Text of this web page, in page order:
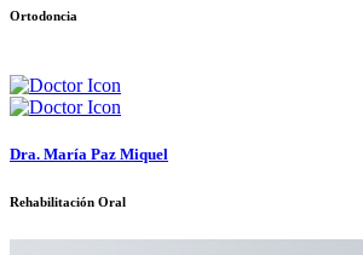
Ortodoncia
Dra. María Paz Miquel
Rehabilitación Oral